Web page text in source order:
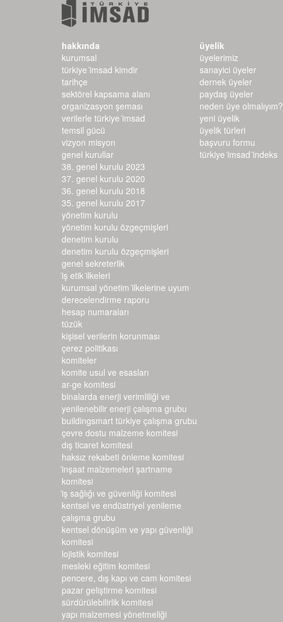
hakkında
kurumsal
türkiye i̇msad kimdir
tarihçe
sektörel kapsama alanı
organizasyon şeması
verilerle türkiye i̇msad
temsil gücü
vizyon misyon
genel kurullar
38. genel kurulu 2023
37. genel kurulu 2020
36. genel kurulu 2018
35. genel kurulu 2017
yönetim kurulu
yönetim kurulu özgeçmişleri
denetim kurulu
denetim kurulu özgeçmişleri
genel sekreterlik
i̇ş etik i̇lkeleri
kurumsal yönetim i̇lkelerine uyum d
erecelendirme raporu
hesap numaraları
tüzük
kişisel verilerin korunması
çerez politikası
komiteler
komite usul ve esasları
ar-ge komitesi
binalarda enerji verimliliği ve
yenilenebilir enerji çalışma grubu
buildingsmart türkiye çalışma grubu
çevre dostu malzeme komitesi
dış ticaret komitesi
haksız rekabeti önleme komitesi
i̇nşaat malzemeleri şartname k
omitesi
i̇ş sağlığı ve güvenliği komitesi
kentsel ve endüstriyel yenileme
çalışma grubu
kentsel dönüşüm ve yapı güvenliği
komitesi
lojistik komitesi
mesleki eğitim komitesi
pencere, dış kapı ve cam komitesi
pazar geliştirme komitesi
sürdürülebilirlik komitesi
yapı malzemesi yönetmeliği
üyelik
üyelerimiz
sanayici üyeler
dernek üyeler
paydaş üyeler
neden üye olmalıyım?
yeni üyelik
üyelik türleri
başvuru formu
türkiye i̇msad i̇ndeks